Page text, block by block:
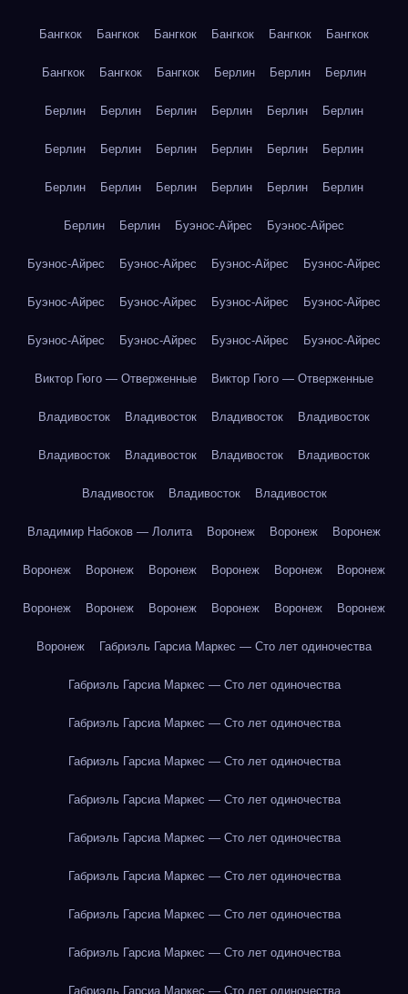
Бангкок Бангкок Бангкок Бангкок Бангкок Бангкок
Бангкок Бангкок Бангкок Берлин Берлин Берлин
Берлин Берлин Берлин Берлин Берлин Берлин
Берлин Берлин Берлин Берлин Берлин Берлин
Берлин Берлин Берлин Берлин Берлин Берлин
Берлин Берлин Буэнос-Айрес Буэнос-Айрес
Буэнос-Айрес Буэнос-Айрес Буэнос-Айрес Буэнос-Айрес
Буэнос-Айрес Буэнос-Айрес Буэнос-Айрес Буэнос-Айрес
Буэнос-Айрес Буэнос-Айрес Буэнос-Айрес Буэнос-Айрес
Виктор Гюго — Отверженные Виктор Гюго — Отверженные
Владивосток Владивосток Владивосток Владивосток
Владивосток Владивосток Владивосток Владивосток
Владивосток Владивосток Владивосток
Владимир Набоков — Лолита Воронеж Воронеж Воронеж
Воронеж Воронеж Воронеж Воронеж Воронеж Воронеж
Воронеж Воронеж Воронеж Воронеж Воронеж Воронеж
Воронеж Габриэль Гарсиа Маркес — Сто лет одиночества
Габриэль Гарсиа Маркес — Сто лет одиночества
Габриэль Гарсиа Маркес — Сто лет одиночества
Габриэль Гарсиа Маркес — Сто лет одиночества
Габриэль Гарсиа Маркес — Сто лет одиночества
Габриэль Гарсиа Маркес — Сто лет одиночества
Габриэль Гарсиа Маркес — Сто лет одиночества
Габриэль Гарсиа Маркес — Сто лет одиночества
Габриэль Гарсиа Маркес — Сто лет одиночества
Габриэль Гарсиа Маркес — Сто лет одиночества